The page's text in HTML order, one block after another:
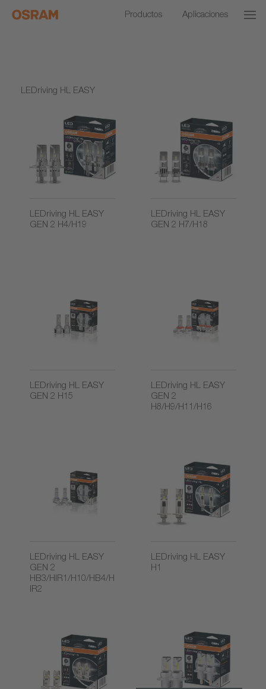
Productos Aplicaciones
LEDriving HL EASY
LEDriving HL EASY
GEN 2 H4/H19
LEDriving HL EASY
GEN 2 H7/H18
LEDriving HL EASY
GEN 2 H15
LEDriving HL EASY
GEN 2
H8/H9/H11/H16
LEDriving HL EASY
GEN 2
HB3/HIR1/H10/HB4/H
IR2
LEDriving HL EASY
H1